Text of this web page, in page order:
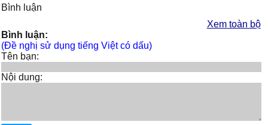
Bình luận
Xem toàn bộ
Bình luận:
(Đề nghị sử dụng tiếng Việt có dấu)
Tên bạn:
Nội dung: